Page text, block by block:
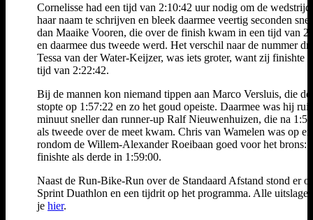
Cornelisse had een tijd van 2:10:42 uur nodig om de
haar naam te schrijven en bleek daarmee veertig seconden
dan Maaike Vooren, die over de finish kwam in een tijd van
en daarmee dus tweede werd. Het verschil naar de nummer
Tessa van der Water-Keijzer, was iets groter, want zij finishte
tijd van 2:22:42.
Bij de mannen kon niemand tippen aan Marco Versluis, die
stopte op 1:57:22 en zo het goud opeiste. Daarmee was hij
minuut sneller dan runner-up Ralf Nieuwenhuizen, die na
als tweede over de meet kwam. Chris van Wamelen was op en
rondom de Willem-Alexander Roeibaan goed voor het brons:
finishte als derde in 1:59:00.
Naast de Run-Bike-Run over de Standaard Afstand stond er
Sprint Duathlon en een tijdrit op het programma. Alle
je hier.